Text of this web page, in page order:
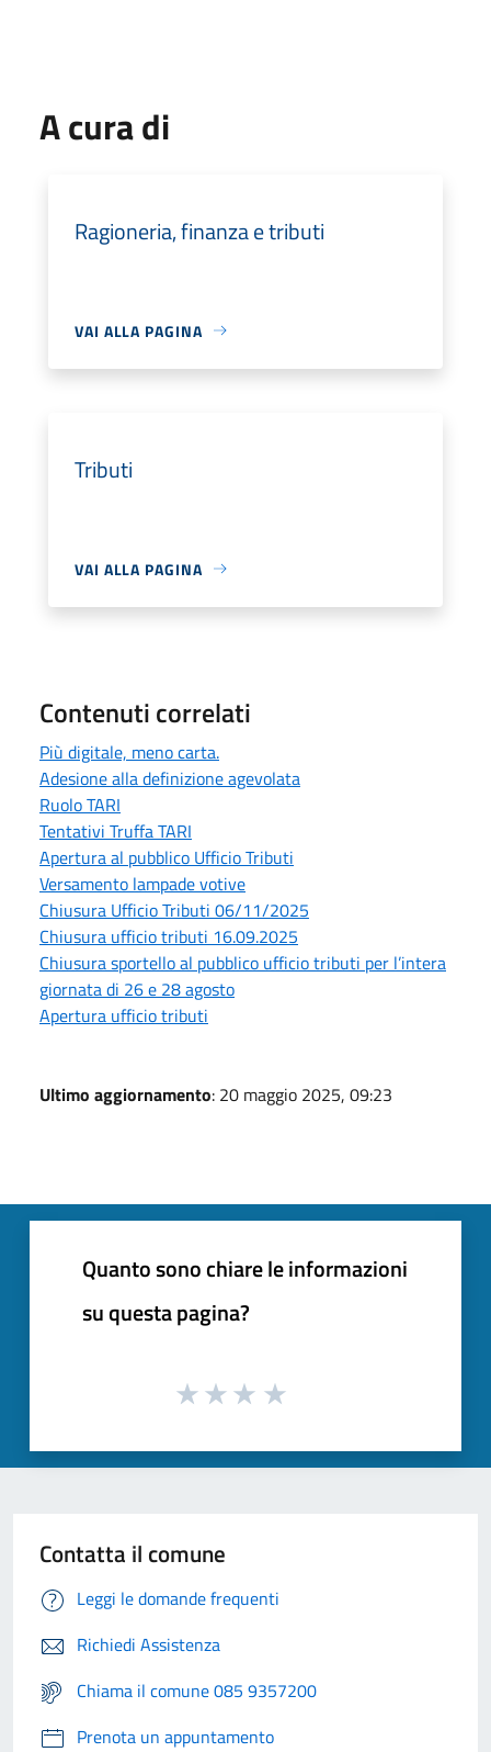
A cura di
Ragioneria, finanza e tributi
VAI ALLA PAGINA
Tributi
VAI ALLA PAGINA
Contenuti correlati
Più digitale, meno carta.
Adesione alla definizione agevolata
Ruolo TARI
Tentativi Truffa TARI
Apertura al pubblico Ufficio Tributi
Versamento lampade votive
Chiusura Ufficio Tributi 06/11/2025
Chiusura ufficio tributi 16.09.2025
Chiusura sportello al pubblico ufficio tributi per l’intera
giornata di 26 e 28 agosto
Apertura ufficio tributi
Ultimo aggiornamento: 20 maggio 2025, 09:23
Quanto sono chiare le informazioni
su questa pagina?
Contatta il comune
Leggi le domande frequenti
Richiedi Assistenza
Chiama il comune 085 9357200
Prenota un appuntamento